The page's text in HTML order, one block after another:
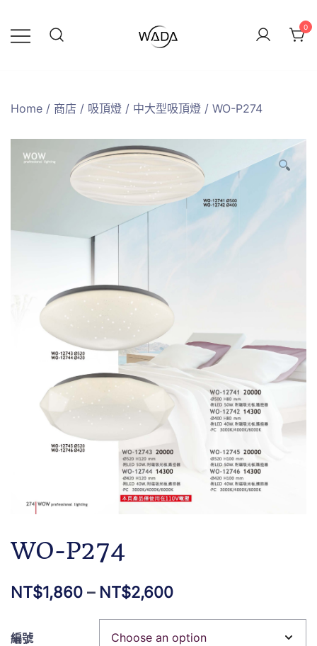
0
Home / 商店 / 吸頂燈 / 中大型吸頂燈 / WO-P274
WO-P274
NT$1,860 – NT$2,600
編號